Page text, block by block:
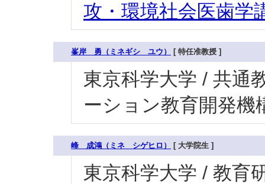
攻・環境社会医歯学
峯岸 勇（ミネギシ ユウ） [ 特任准教授 ]
東京科学大学 / 共通
ーション教育開発機
峰 成鴻（ミネ シゲヒロ） [ 大学院生 ]
東京科学大学 / 教育